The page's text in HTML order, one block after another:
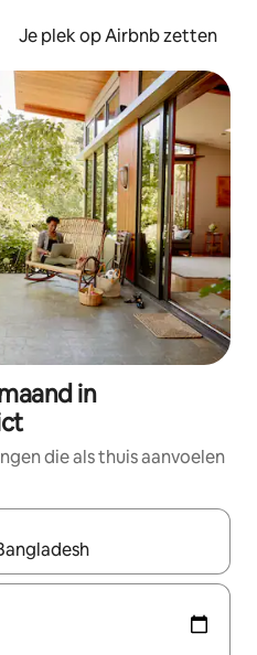
Je plek op Airbnb zetten
in
die als thuis aanvoelen
zijn, maak je een keuze